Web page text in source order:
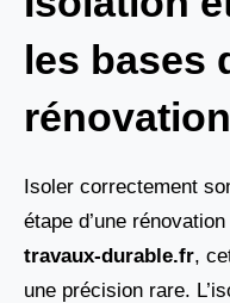
les bases
rénovation
Isoler correctement
étape d’une
travaux-durable.fr,
une précision rare.